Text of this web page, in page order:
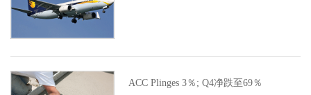
ACC Plinges 3％; Q4净跌至69％